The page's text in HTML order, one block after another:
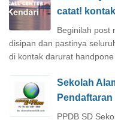
catat!
Beginilah post
disipan dan pastinya
di kontak darurat handpone
Sekolah
PPDB SD